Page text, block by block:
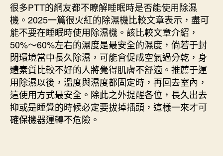
很多PTT的網友都不瞭解睡眠時是否能使用除濕
機。2025一篇很火紅的除濕機比較文章表示，盡可
能不要在睡眠時使用除濕機。該比較文章介紹，
50%～60%左右的濕度是最安全的濕度，倘若于封
閉環境當中長久除濕，可能會促成空氣過分乾，身
體素質比較不好的人將覺得肌膚不舒適。推薦于運
用除濕以後，溫度與濕度都固定時，再回去室內，
這使用方式最安全。除此之外提醒各位，長久出去
抑或是睡覺的時候必定要拔掉插頭，這樣一來才可
確保機器運轉不危險。